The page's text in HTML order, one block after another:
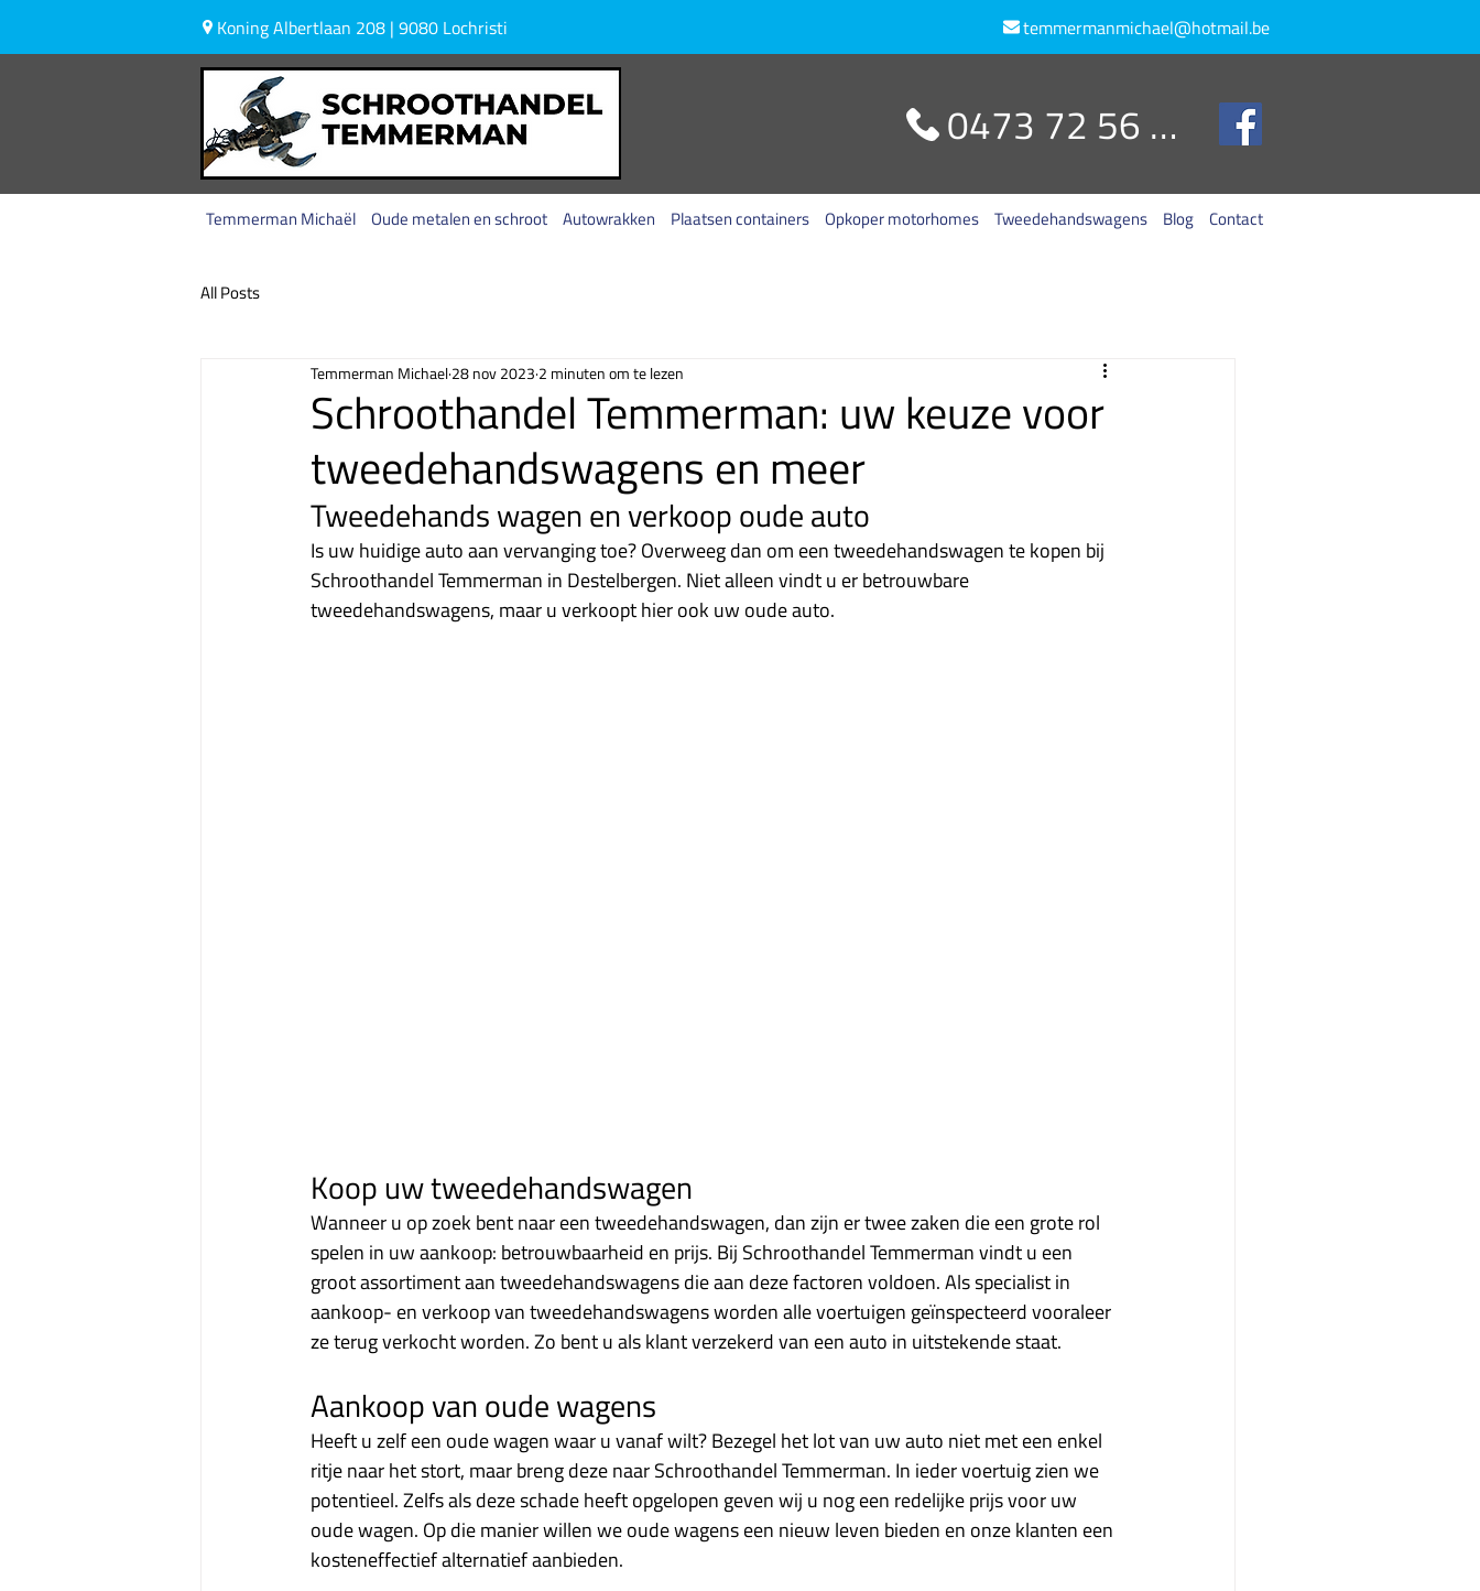
Koning Albertlaan 208 | 9080 Lochristi temmermanmichael@hotmail.be
0473 72 56 26
Temmerman Michaël Oude metalen en schroot Autowrakken Plaatsen containers Opkoper motorhomes Tweedehandswagens Blog Contact
All Posts
Schroothandel Temmerman: uw keuze voor
tweedehandswagens en meer
Temmerman Michael28 nov 2023 2 minuten om te lezen
Tweedehands wagen en verkoop oude auto
Is uw huidige auto aan vervanging toe? Overweeg dan om een tweedehandswagen te kopen bij
Schroothandel Temmerman in Destelbergen. Niet alleen vindt u er betrouwbare
tweedehandswagens, maar u verkoopt hier ook uw oude auto.
Koop uw tweedehandswagen
Wanneer u op zoek bent naar een tweedehandswagen, dan zijn er twee zaken die een grote rol
spelen in uw aankoop: betrouwbaarheid en prijs. Bij Schroothandel Temmerman vindt u een
groot assortiment aan tweedehandswagens die aan deze factoren voldoen. Als specialist in
aankoop- en verkoop van tweedehandswagens worden alle voertuigen geïnspecteerd vooraleer
ze terug verkocht worden. Zo bent u als klant verzekerd van een auto in uitstekende staat.
Aankoop van oude wagens
Heeft u zelf een oude wagen waar u vanaf wilt? Bezegel het lot van uw auto niet met een enkel
ritje naar het stort, maar breng deze naar Schroothandel Temmerman. In ieder voertuig zien we
potentieel. Zelfs als deze schade heeft opgelopen geven wij u nog een redelijke prijs voor uw
oude wagen. Op die manier willen we oude wagens een nieuw leven bieden en onze klanten een
kosteneffectief alternatief aanbieden.